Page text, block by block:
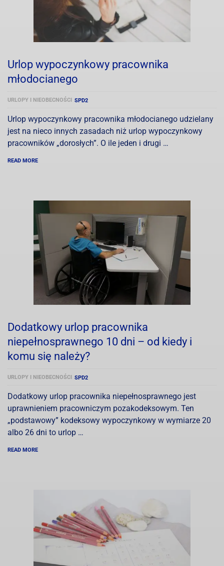
Urlop wypoczynkowy pracownika
młodocianego
URLOPY I NIEOBECNOŚCI SPD2
Urlop wypoczynkowy pracownika młodocianego udzielany
jest na nieco innych zasadach niż urlop wypoczynkowy
pracowników „dorosłych”. O ile jeden i drugi …
READ MORE
Dodatkowy urlop pracownika
niepełnosprawnego 10 dni – od kiedy i
komu się należy?
URLOPY I NIEOBECNOŚCI SPD2
Dodatkowy urlop pracownika niepełnosprawnego jest
uprawnieniem pracowniczym pozakodeksowym. Ten
„podstawowy” kodeksowy wypoczynkowy w wymiarze 20
albo 26 dni to urlop …
READ MORE